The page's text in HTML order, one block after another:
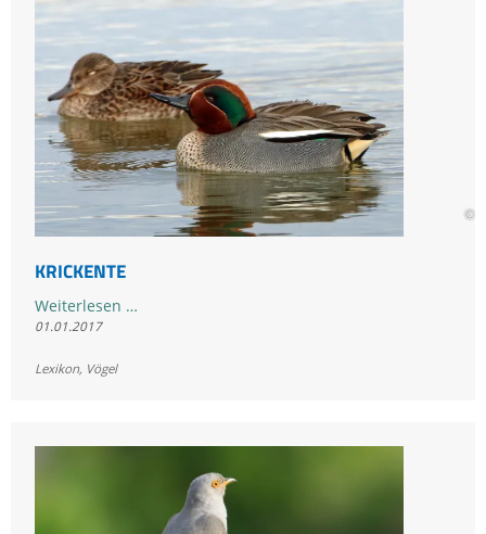
©
KRICKENTE
Weiterlesen …
01.01.2017
Lexikon, Vögel